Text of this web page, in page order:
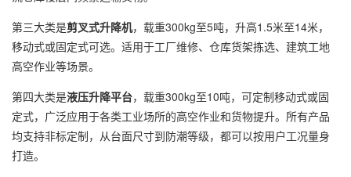
第三大类是剪叉式升降机，载重300kg至5吨，升高1.5米至14米，
移动式或固定式可选。适用于工厂维修、仓库货架拣选、建筑工地
高空作业等场景。
第四大类是液压升降平台，载重300kg至10吨，可定制移动式或固
定式，广泛应用于各类工业场所的高空作业和货物提升。所有产品
均支持非标定制，从台面尺寸到防潮等级，都可以按用户工况量身
打造。